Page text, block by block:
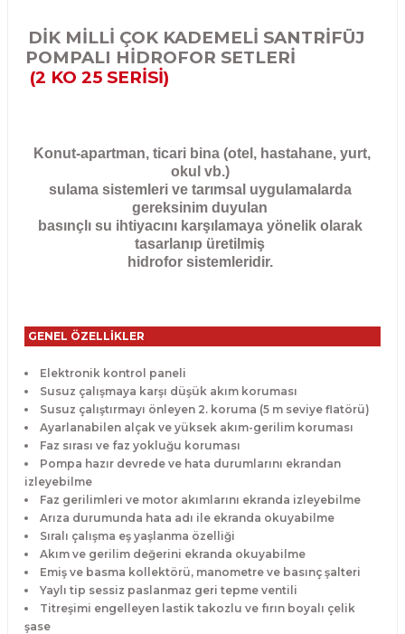
DİK MİLLİ ÇOK KADEMELİ SANTRİFÜJ
POMPALI HİDROFOR SETLERİ
(2 KO 25 SERİSİ)
Konut-apartman, ticari bina (otel, hastahane, yurt,
okul vb.)
sulama sistemleri ve tarımsal uygulamalarda
gereksinim duyulan
basınçlı su ihtiyacını karşılamaya yönelik olarak
tasarlanıp üretilmiş
hidrofor sistemleridir.
GENEL ÖZELLİKLER
Elektronik kontrol paneli
Susuz çalışmaya karşı düşük akım koruması
Susuz çalıştırmayı önleyen 2. koruma (5 m seviye flatörü)
Ayarlanabilen alçak ve yüksek akım-gerilim koruması
Faz sırası ve faz yokluğu koruması
Pompa hazır devrede ve hata durumlarını ekrandan
izleyebilme
Faz gerilimleri ve motor akımlarını ekranda izleyebilme
Arıza durumunda hata adı ile ekranda okuyabilme
Sıralı çalışma eş yaşlanma özelliği
Akım ve gerilim değerini ekranda okuyabilme
Emiş ve basma kollektörü, manometre ve basınç şalteri
Yaylı tip sessiz paslanmaz geri tepme ventili
Titreşimi engelleyen lastik takozlu ve fırın boyalı çelik
şase